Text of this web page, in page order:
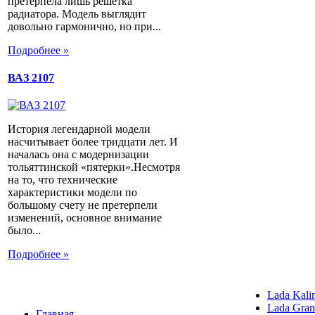
радиатора. Модель выглядит
довольно гармонично, но при...
Подробнее »
ВАЗ 2107
История легендарной модели
насчитывает более тридцати лет. И
началась она с модернизации
тольяттинской «пятерки».Несмотря
на то, что технические
характеристики модели по
большому счету не претерпели
изменений, основное внимание
было...
Подробнее »
Lada
Lada